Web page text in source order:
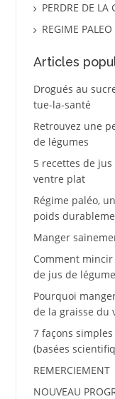
PERDRE DE LA
REGIME PALEO
Articles
Drogués au
tue-la-santé
Retrouvez une
de légumes
5 recettes de
ventre plat
Régime paléo,
poids
Manger
Comment
de jus de
Pourquoi
de la graisse du
7 façons
(basées
REMERCIEMENT
NOUVEAU